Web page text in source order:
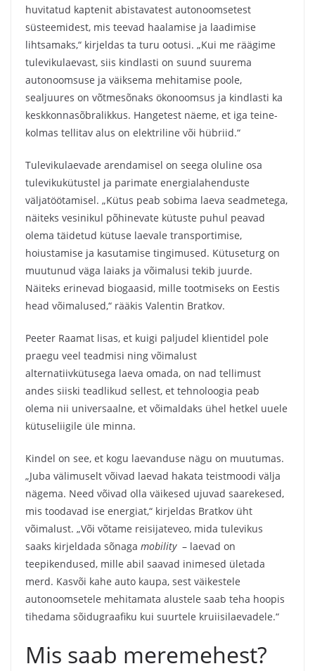
huvitatud kaptenit abistavatest autonoomsetest
süsteemidest, mis teevad haalamise ja laadimise
lihtsamaks,“ kirjeldas ta turu ootusi. „Kui me räägime
tulevikulaevast, siis kindlasti on suund suurema
autonoomsuse ja väiksema mehitamise poole,
sealjuures on võtmesõnaks ökonoomsus ja kindlasti ka
keskkonnasõbralikkus. Hangetest näeme, et iga teine-
kolmas tellitav alus on elektriline või hübriid.“
Tulevikulaevade arendamisel on seega oluline osa
tulevikukütustel ja parimate energialahenduste
väljatöötamisel. „Kütus peab sobima laeva seadmetega,
näiteks vesinikul põhinevate kütuste puhul peavad
olema täidetud kütuse laevale transportimise,
hoiustamise ja kasutamise tingimused. Kütuseturg on
muutunud väga laiaks ja võimalusi tekib juurde.
Näiteks erinevad biogaasid, mille tootmiseks on Eestis
head võimalused,“ rääkis Valentin Bratkov.
Peeter Raamat lisas, et kuigi paljudel klientidel pole
praegu veel teadmisi ning võimalust
alternatiivkütusega laeva omada, on nad tellimust
andes siiski teadlikud sellest, et tehnoloogia peab
olema nii universaalne, et võimaldaks ühel hetkel uuele
kütuseliigile üle minna.
Kindel on see, et kogu laevanduse nägu on muutumas.
„Juba välimuselt võivad laevad hakata teistmoodi välja
nägema. Need võivad olla väikesed ujuvad saarekesed,
mis toodavad ise energiat,“ kirjeldas Bratkov üht
võimalust. „Või võtame reisijateveo, mida tulevikus
saaks kirjeldada sõnaga mobility – laevad on
teepikendused, mille abil saavad inimesed ületada
merd. Kasvõi kahe auto kaupa, sest väikestele
autonoomsetele mehitamata alustele saab teha hoopis
tihedama sõidugraafiku kui suurtele kruiisilaevadele.“
Mis saab meremehest?